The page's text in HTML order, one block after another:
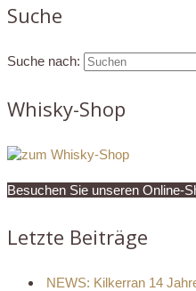
Suche
Suche nach:
Whisky-Shop
Besuchen Sie unseren Online-
Letzte Beiträge
NEWS: Kilkerran 14